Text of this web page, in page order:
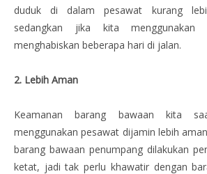
duduk di dalam pesawat kurang
sedangkan jika kita
menghabiskan beberapa hari di jalan.
2. Lebih Aman
Keamanan barang bawaan kita
menggunakan pesawat dijamin lebih
barang bawaan penumpang dilakukan
ketat, jadi tak perlu khawatir dengan